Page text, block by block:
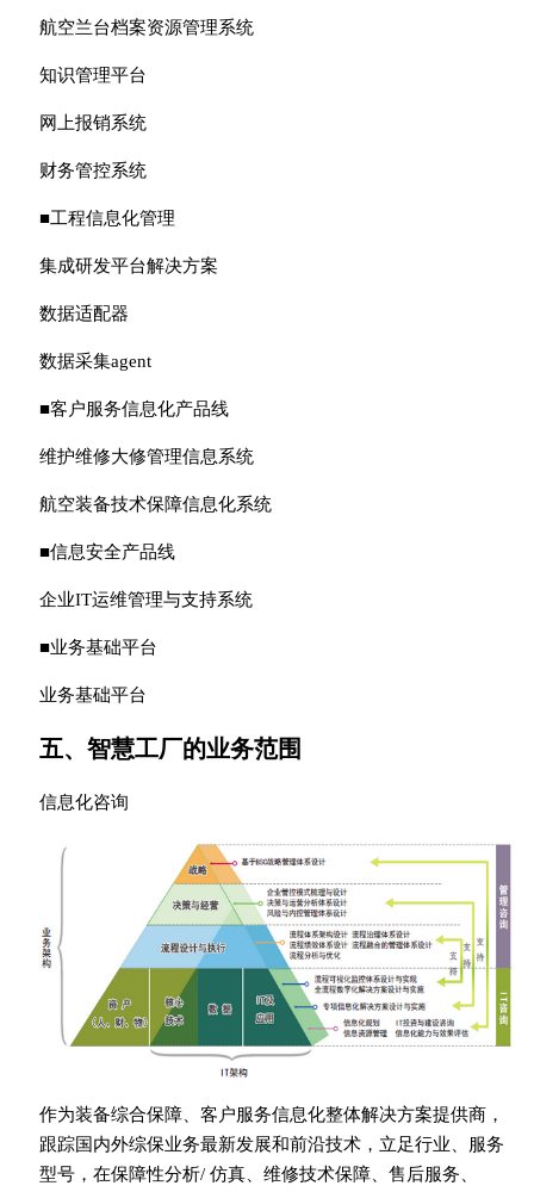
航空兰台档案资源管理系统
知识管理平台
网上报销系统
财务管控系统
■工程信息化管理
集成研发平台解决方案
数据适配器
数据采集agent
■客户服务信息化产品线
维护维修大修管理信息系统
航空装备技术保障信息化系统
■信息安全产品线
企业IT运维管理与支持系统
■业务基础平台
业务基础平台
五、智慧工厂的业务范围
信息化咨询
作为装备综合保障、客户服务信息化整体解决方案提供商，
跟踪国内外综保业务最新发展和前沿技术，立足行业、服务
型号，在保障性分析/ 仿真、维修技术保障、售后服务、